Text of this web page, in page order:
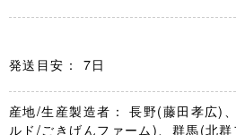
発送目安： 7日
産地/生産製造者： 長野(藤田孝広)
ルド/ごきげんファーム)、群馬(北